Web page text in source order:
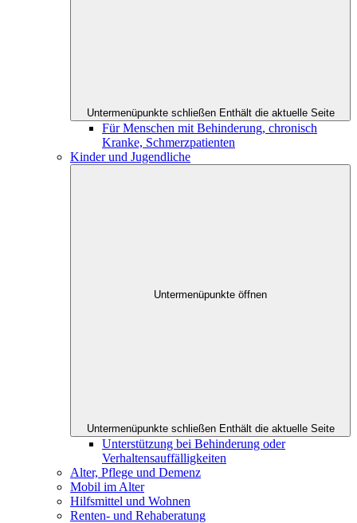
Untermenüpunkte schließen Enthält die aktuelle Seite
Für Menschen mit Behinderung, chronisch
Kranke, Schmerzpatienten
Kinder und Jugendliche
Untermenüpunkte öffnen
Untermenüpunkte schließen Enthält die aktuelle Seite
Unterstützung bei Behinderung oder
Verhaltensauffälligkeiten
Alter, Pflege und Demenz
Mobil im Alter
Hilfsmittel und Wohnen
Renten- und Rehaberatung